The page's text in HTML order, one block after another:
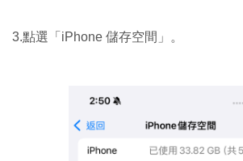
3.點選「iPhone 儲存空間」。